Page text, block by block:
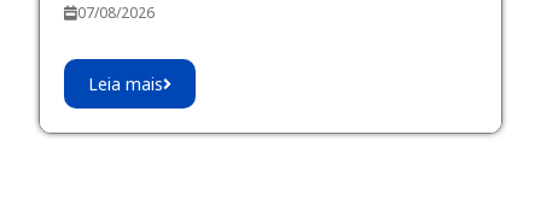
07/08/2026
Leia mais